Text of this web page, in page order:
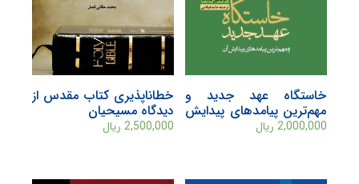
خاستگاه عهد جديد و
مهم‌ترين پيامدهای پيدايش
آن
2,000,000 ریال
خطاناپذیری کتاب مقدس از
دیدگاه مسیحیان
2,500,000 ریال